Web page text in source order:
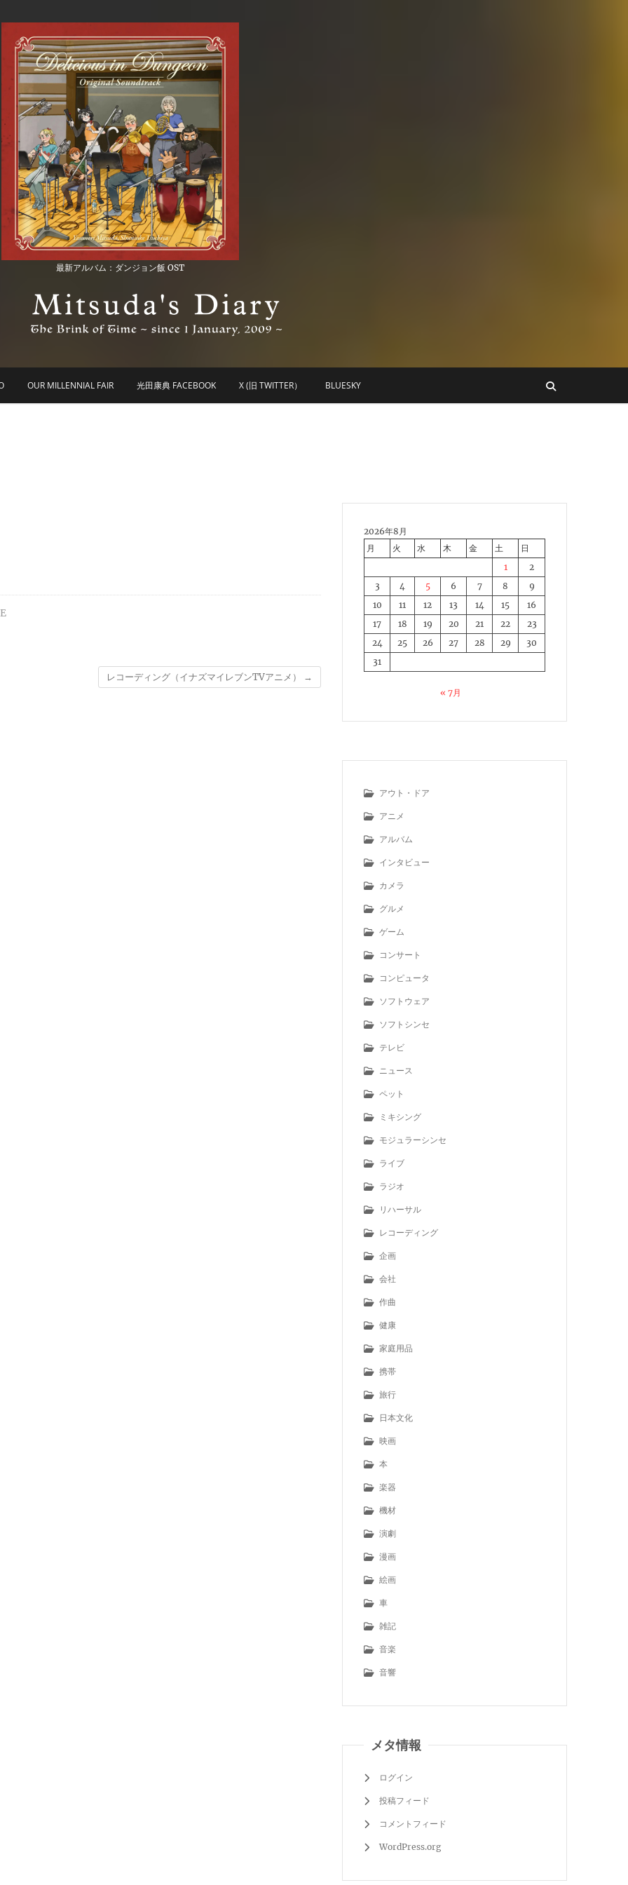
最新アルバム：ダンジョン飯 OST
Diary
OUR MILLENNIAL FAIR 光田康典 FACEBOOK X (旧 TWITTER） BLUESKY
レコーディング（イナズマイレブンTVアニメ） →
2026年8月
月
火 水 木 金 土
日
1
2
3
4 5 6 7 8
9
10
11 12 13 14 15
16
17
18 19 20 21 22
23
24
25 26 27 28 29
30
31
« 7月
アウト・ドア
アニメ
アルバム
インタビュー
カメラ
グルメ
ゲーム
コンサート
コンピュータ
ソフトウェア
ソフトシンセ
テレビ
ニュース
ペット
ミキシング
モジュラーシンセ
ライブ
ラジオ
リハーサル
レコーディング
企画
会社
作曲
健康
家庭用品
携帯
旅行
日本文化
映画
本
楽器
機材
演劇
漫画
絵画
車
雑記
音楽
音響
メタ情報
ログイン
投稿フィード
コメントフィード
WordPress.org